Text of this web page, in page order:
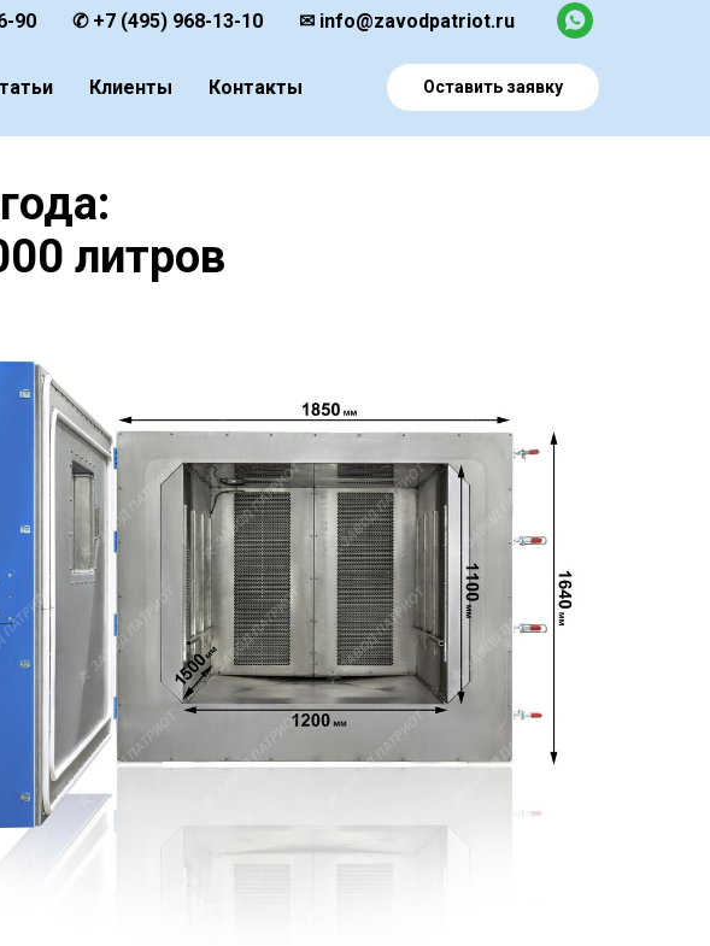
90 ✆ +7 (495) 968-13-10 ✉ info@zavodpatriot.ru
Клиенты Контакты Оставить заявку
литров